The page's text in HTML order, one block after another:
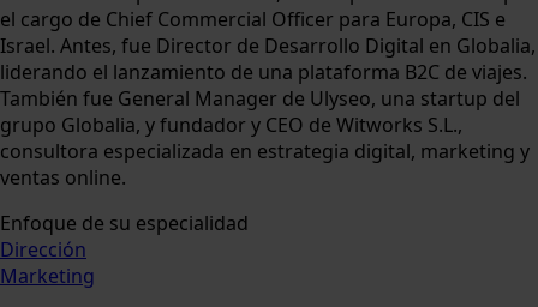
el cargo de Chief Commercial Officer para Europa, CIS e
Israel. Antes, fue Director de Desarrollo Digital en Globalia,
liderando el lanzamiento de una plataforma B2C de viajes.
También fue General Manager de Ulyseo, una startup del
grupo Globalia, y fundador y CEO de Witworks S.L.,
consultora especializada en estrategia digital, marketing y
ventas online.
Enfoque de su especialidad
Dirección
Marketing